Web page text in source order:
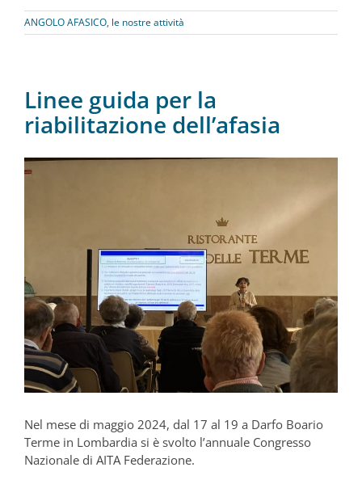
ANGOLO AFASICO, le nostre attività
Linee guida per la
riabilitazione dell’afasia
Nel mese di maggio 2024, dal 17 al 19 a Darfo Boario
Terme in Lombardia si è svolto l’annuale Congresso
Nazionale di AITA Federazione.